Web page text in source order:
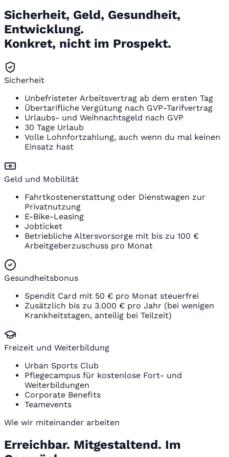
Sicherheit, Geld, Gesundheit,
Entwicklung.
Konkret, nicht im Prospekt.
Sicherheit
Unbefristeter Arbeitsvertrag ab dem ersten Tag
Übertarifliche Vergütung nach GVP-Tarifvertrag
Urlaubs- und Weihnachtsgeld nach GVP
30 Tage Urlaub
Volle Lohnfortzahlung, auch wenn du mal keinen
Einsatz hast
Geld und Mobilität
Fahrtkostenerstattung oder Dienstwagen zur
Privatnutzung
E-Bike-Leasing
Jobticket
Betriebliche Altersvorsorge mit bis zu 100 €
Arbeitgeberzuschuss pro Monat
Gesundheitsbonus
Spendit Card mit 50 € pro Monat steuerfrei
Zusätzlich bis zu 3.000 € pro Jahr (bei wenigen
Krankheitstagen, anteilig bei Teilzeit)
Freizeit und Weiterbildung
Urban Sports Club
Pflegecampus für kostenlose Fort- und
Weiterbildungen
Corporate Benefits
Teamevents
Wie wir miteinander arbeiten
Erreichbar. Mitgestaltend. Im